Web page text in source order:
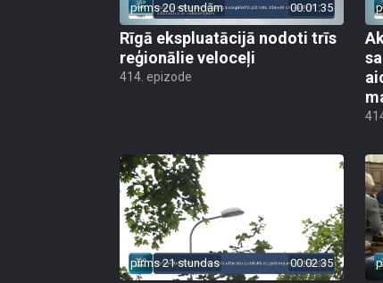
pirms 20 stundām 00:01:35
Rīgā ekspluatācijā nodoti trīs
reģionālie veloceļi
414. epizode
pirms 21 stundas 00:02:35